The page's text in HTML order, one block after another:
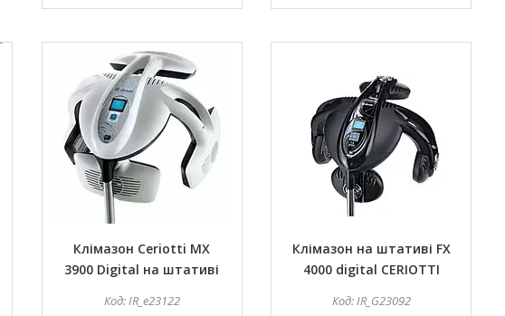
Клімазон Ceriotti МX
3900 Digital на штативі
IR_e23122
Клімазон на штативі FX
4000 digital CERIOTTI
IR_G23092